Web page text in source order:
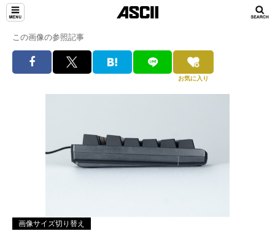
この画像の参照記事
お気に入り
画像サイズ切り替え